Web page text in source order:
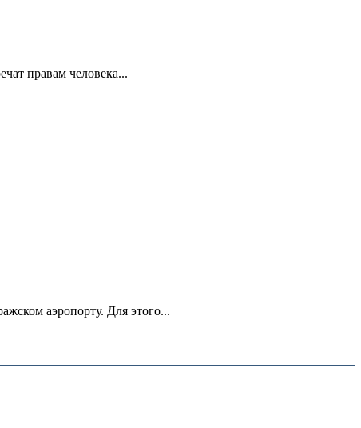
правам человека...
аэропорту. Для этого...